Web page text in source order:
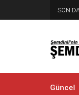
SON
Güncel